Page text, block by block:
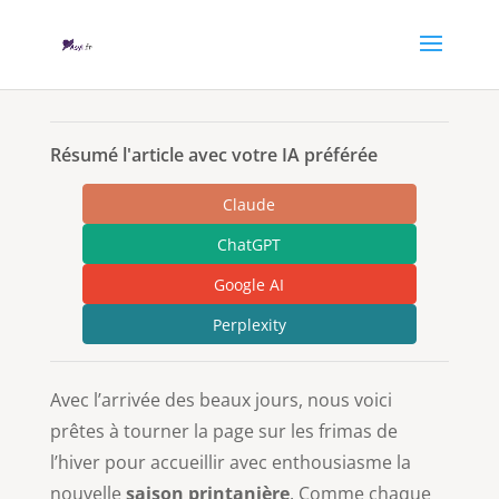
Résumé l'article avec votre IA préférée
Claude
ChatGPT
Google AI
Perplexity
Avec l’arrivée des beaux jours, nous voici
prêtes à tourner la page sur les frimas de
l’hiver pour accueillir avec enthousiasme la
nouvelle saison printanière. Comme chaque